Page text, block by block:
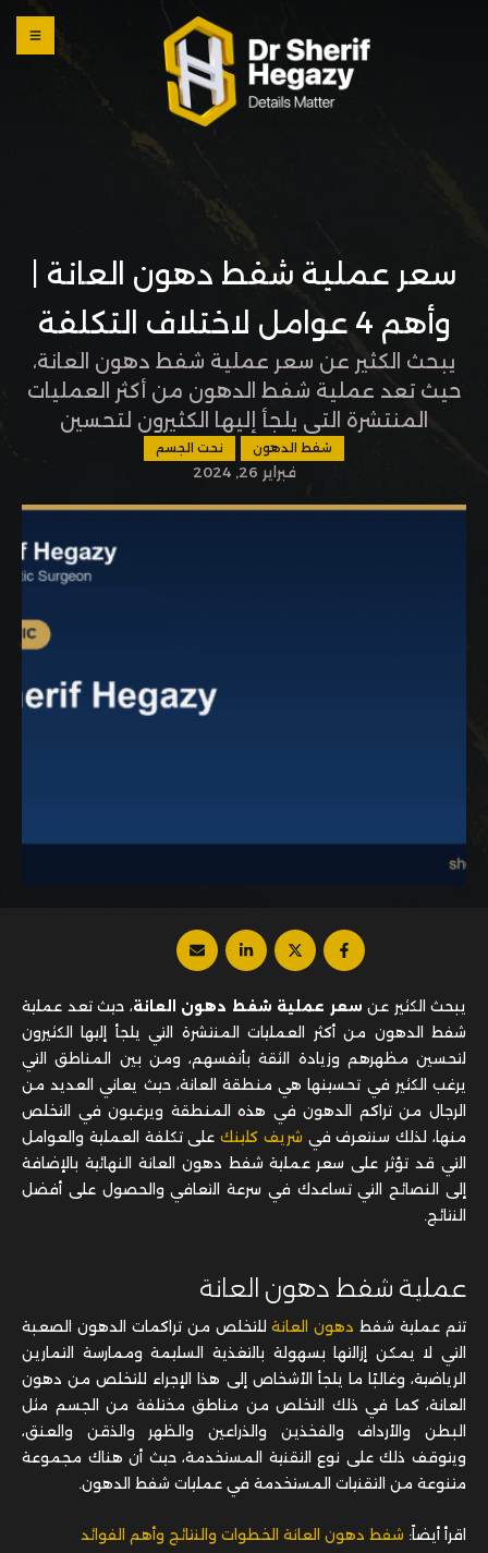
سعر عملية شفط دهون العانة |
وأهم 4 عوامل لاختلاف التكلفة
يبحث الكثير عن سعر عملية شفط دهون العانة،
حيث تعد عملية شفط الدهون من أكثر العمليات
المنتشرة التي يلجأ إليها الكثيرون لتحسين
مظهرهم وزيادة الثقة بأنفسهم، ومن بين
المناطق التي يرغب الكثير في تحسينها هي
منطقة العانة، حيث يعاني العديد من الرجال من
تراكم الدهون في هذه المنطقة ويرغبون في
التخلص منها، لذلك سنتعرف في …
شفط الدهون نحت الجسم
فبراير 26, 2024
يبحث الكثير عن سعر عملية شفط دهون العانة، حيث تعد عملية
شفط الدهون من أكثر العمليات المنتشرة التي يلجأ إليها الكثيرون
لتحسين مظهرهم وزيادة الثقة بأنفسهم، ومن بين المناطق التي
يرغب الكثير في تحسينها هي منطقة العانة، حيث يعاني العديد من
الرجال من تراكم الدهون في هذه المنطقة ويرغبون في التخلص
منها، لذلك سنتعرف في شريف كلينكعلى تكلفة العملية والعوامل
التي قد تؤثر على سعر عملية شفط دهون العانة النهائية بالإضافة
إلى النصائح التي تساعدك في سرعة التعافي والحصول على أفضل
النتائج.
عملية شفط دهون العانة
تتم عملية شفط دهون العانةللتخلص من تراكمات الدهون الصعبة
التي لا يمكن إزالتها بسهولة بالتغذية السليمة وممارسة التمارين
الرياضية، وغالبًا ما يلجأ الأشخاص إلى هذا الإجراء للتخلص من دهون
العانة، كما في ذلك التخلص من مناطق مختلفة من الجسم مثل
البطن والأرداف والفخذين والذراعين والظهر والذقن والعنق،
ويتوقف ذلك على نوع التقنية المستخدمة، حيث أن هناك مجموعة
متنوعة من التقنيات المستخدمة في عمليات شفط الدهون.
اقرأ أيضاً: شفط دهون العانة الخطوات والنتائج وأهم الفوائد